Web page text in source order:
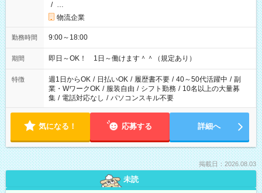
/ …
物流企業
勤務時間 9:00～18:00
期間 即日～OK！ 1日～働けます＾＾（規定あり）
特徴 週1日からOK / 日払いOK / 履歴書不要 / 40～50代活躍中 / 副
業・WワークOK / 服装自由 / シフト勤務 / 10名以上の大量募
集 / 電話対応なし / パソコンスキル不要
気になる！ 応募する 詳細へ
掲載日：2026.08.03
未読